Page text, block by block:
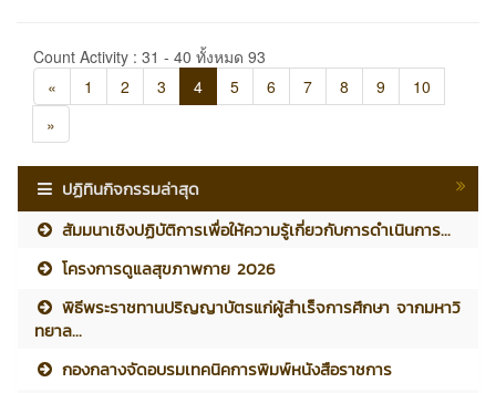
Count Activity : 31 - 40 ทั้งหมด 93
«
1 2 3 4 5 6 7 8 9
10
»
ปฏิทินกิจกรรมล่าสุด
สัมมนาเชิงปฏิบัติการเพื่อให้ความรู้เกี่ยวกับการดำเนินการ...
โครงการดูแลสุขภาพกาย 2026
พิธีพระราชทานปริญญาบัตรแก่ผู้สำเร็จการศึกษา จากมหาวิ
ทยาล...
กองกลางจัดอบรมเทคนิคการพิมพ์หนังสือราชการ